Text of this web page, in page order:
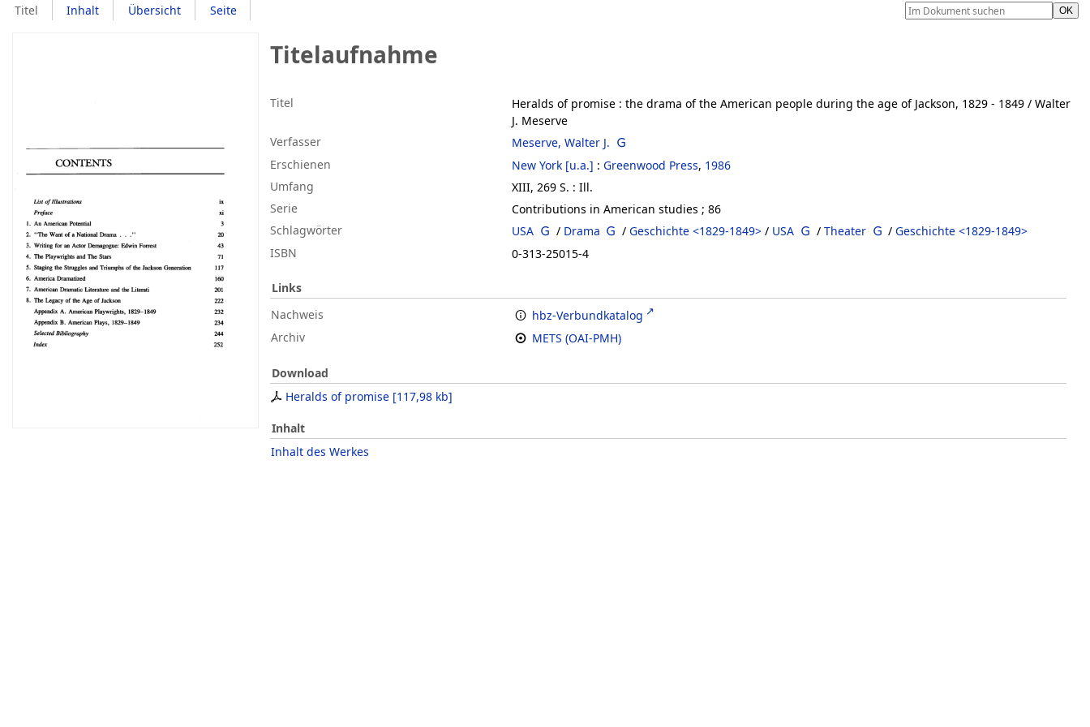
Titel Inhalt Übersicht Seite
Titelaufnahme
Titel Heralds of promise : the drama of the American people during the age of Jackson, 1829 - 1849 / Walter
J. Meserve
Verfasser
Meserve, Walter J.
Erschienen
New York [u.a.] : Greenwood Press, 1986
Umfang
XIII, 269 S. : Ill.
Serie
Contributions in American studies ; 86
Schlagwörter
USA / Drama / Geschichte <1829-1849> / USA / Theater / Geschichte <1829-1849>
ISBN
0-313-25015-4
Links
Nachweis
hbz-Verbundkatalog
Archiv
METS (OAI-PMH)
Download
Heralds of promise [117,98 kb]
Inhalt
Inhalt des Werkes